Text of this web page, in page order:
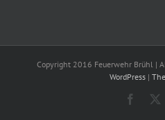
Copyright 2016 Feuerwehr Brühl |
WordPress|